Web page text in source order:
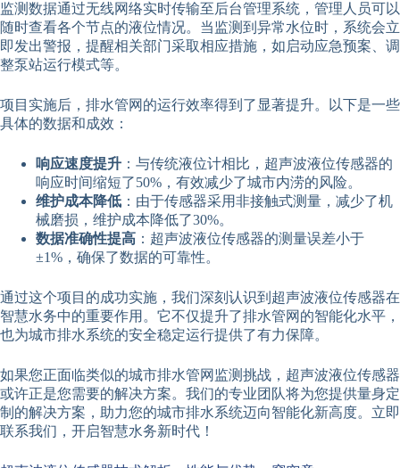
监测数据通过无线网络实时传输至后台管理系统，管理人员可以
随时查看各个节点的液位情况。当监测到异常水位时，系统会立
即发出警报，提醒相关部门采取相应措施，如启动应急预案、调
整泵站运行模式等。
项目实施后，排水管网的运行效率得到了显著提升。以下是一些
具体的数据和成效：
响应速度提升 ：与传统液位计相比，超声波液位传感器的
响应时间缩短了50%，有效减少了城市内涝的风险。
维护成本降低 ：由于传感器采用非接触式测量，减少了机
械磨损，维护成本降低了30%。
数据准确性提高 ：超声波液位传感器的测量误差小于
±1%，确保了数据的可靠性。
通过这个项目的成功实施，我们深刻认识到超声波液位传感器在
智慧水务中的重要作用。它不仅提升了排水管网的智能化水平，
也为城市排水系统的安全稳定运行提供了有力保障。
如果您正面临类似的城市排水管网监测挑战，超声波液位传感器
或许正是您需要的解决方案。我们的专业团队将为您提供量身定
制的解决方案，助力您的城市排水系统迈向智能化新高度。立即
联系我们，开启智慧水务新时代！